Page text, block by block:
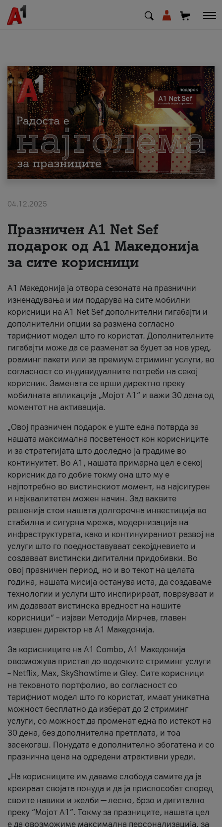
МК EN SQ
Приватни Деловни
Поддршка
Надополни кредит
За нас
#ПодобарОнлајн
04.12.2025
Празничен A1 Net Sеf
подарок од А1 Македонија
за сите корисници
А1 Македонија ја отвора сезоната на празнични
изненадувања и им подарува на сите мобилни
корисници на A1 Net Sef дополнителни гигабајти и
дополнителни опции за размена согласно
тарифниот модел што го користат. Дополнителните
гигабајти може да се разменат за буџет за нов уред,
роаминг пакети или за премиум стриминг услуги, во
согласност со индивидуалните потреби на секој
корисник. Замената се врши директно преку
мобилната апликација „Мојот А1“ и важи 30 дена од
моментот на активација.
„Овој празничен подарок е уште една потврда за
нашата максимална посветеност кон корисниците
и за стратегијата што доследно ја градиме во
континуитет. Во А1, нашата примарна цел е секој
корисник да го добие токму она што му е
најпотребно во вистинскиот момент, на најсигурен
и најквалитетен можен начин. Зад ваквите
решенија стои нашата долгорочна инвестиција во
стабилна и сигурна мрежа, модернизација на
инфраструктурата, како и континуираниот развој на
услуги што го поедноставуваат секојдневието и
создаваат вистински дигитални придобивки. Во
овој празничен период, но и во текот на целата
година, нашата мисија останува иста, да создаваме
технологии и услуги што инспирираат, поврзуваат и
им додаваат вистинска вредност на нашите
корисници“ – изјави Методија Мирчев, главен
извршен директор на А1 Македонија.
За корисниците на A1 Combo, А1 Македонија
овозможува пристап до водечките стриминг услуги
– Netflix, Max, SkyShowtime и Gley. Сите корисници
на тековното портфолио, во согласност со
тарифниот модел што го користат, имаат уникатна
можност бесплатно да изберат до 2 стриминг
услуги, со можност да променат една по истекот на
30 дена, без дополнителна претплата, и тоа
засекогаш. Понудата е дополнително збогатена и со
празнична цена на одредени атрактивни уреди.
„На корисниците им даваме слобода самите да ја
креираат својата понуда и да ја приспособат според
своите навики и желби — лесно, брзо и дигитално
преку “Мојот А1”. Токму за празниците, нашата цел
е да овозможиме максимална персонализација, за